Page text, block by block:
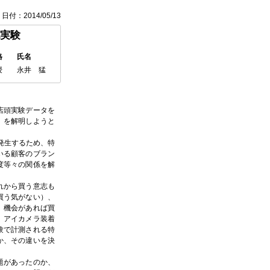
日付：2014/05/13
験
氏名
永井 猛
頭実験データを
を解明しようと
生するため、特
る顧客のブラン
等々の関係を解
から買う意志も
気がない）、
機会があれば買
アイカメラ装着
で計測される特
、その違いを決
あったのか、